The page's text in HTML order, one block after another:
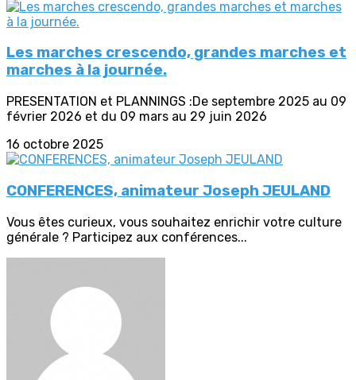
Les marches crescendo, grandes marches et
marches à la journée.
PRESENTATION et PLANNINGS :De septembre 2025 au 09
février 2026 et du 09 mars au 29 juin 2026
16 octobre 2025
CONFERENCES, animateur Joseph JEULAND
Vous êtes curieux, vous souhaitez enrichir votre culture
générale ? Participez aux conférences...